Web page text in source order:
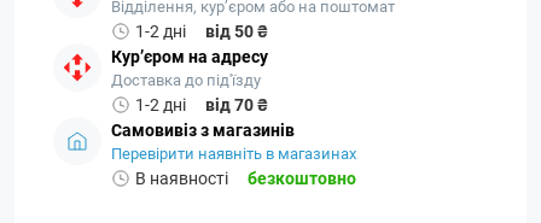
Відділення, кур’єром або на поштомат
1-2 дні
від 50 ₴
Кур’єром на адресу
Доставка до під'їзду
1-2 дні
від 70 ₴
Самовивіз з магазинів
Перевірити наявніть в магазинах
В наявності безкоштовно